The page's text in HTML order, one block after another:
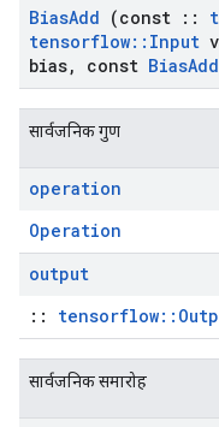
BiasAdd (const ::
tensorflow:: Input
bias, const BiasAdd
सार्वजनिक गुण
operation
Operation
output
::
सार्वजनिक समारोह